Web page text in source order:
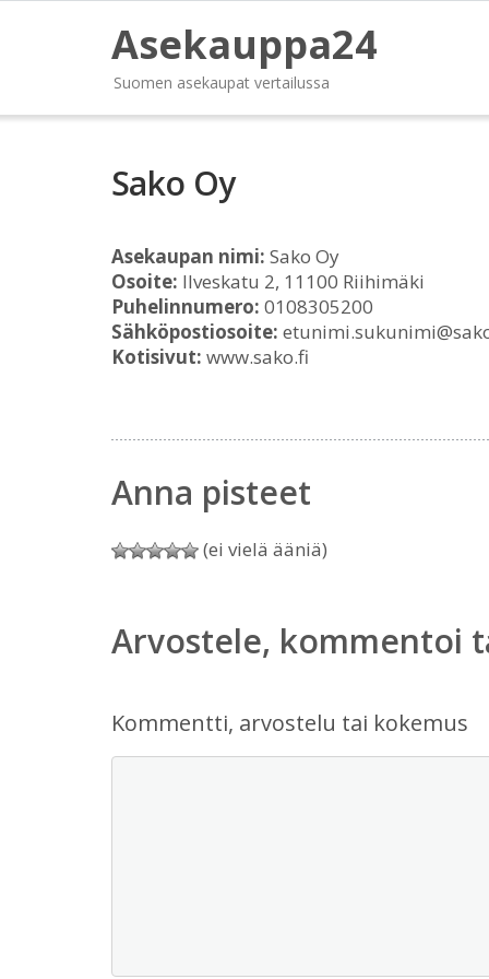
Asekauppa24
Suomen asekaupat vertailussa
Sako Oy
Asekaupan nimi: Sako Oy
Osoite: Ilveskatu 2, 11100 Riihimäki
Puhelinnumero: 0108305200
Sähköpostiosoite:
Kotisivut: www.sako.fi
Anna pisteet
(ei vielä ääniä)
Arvostele, kommentoi
Kommentti, arvostelu tai kokemus